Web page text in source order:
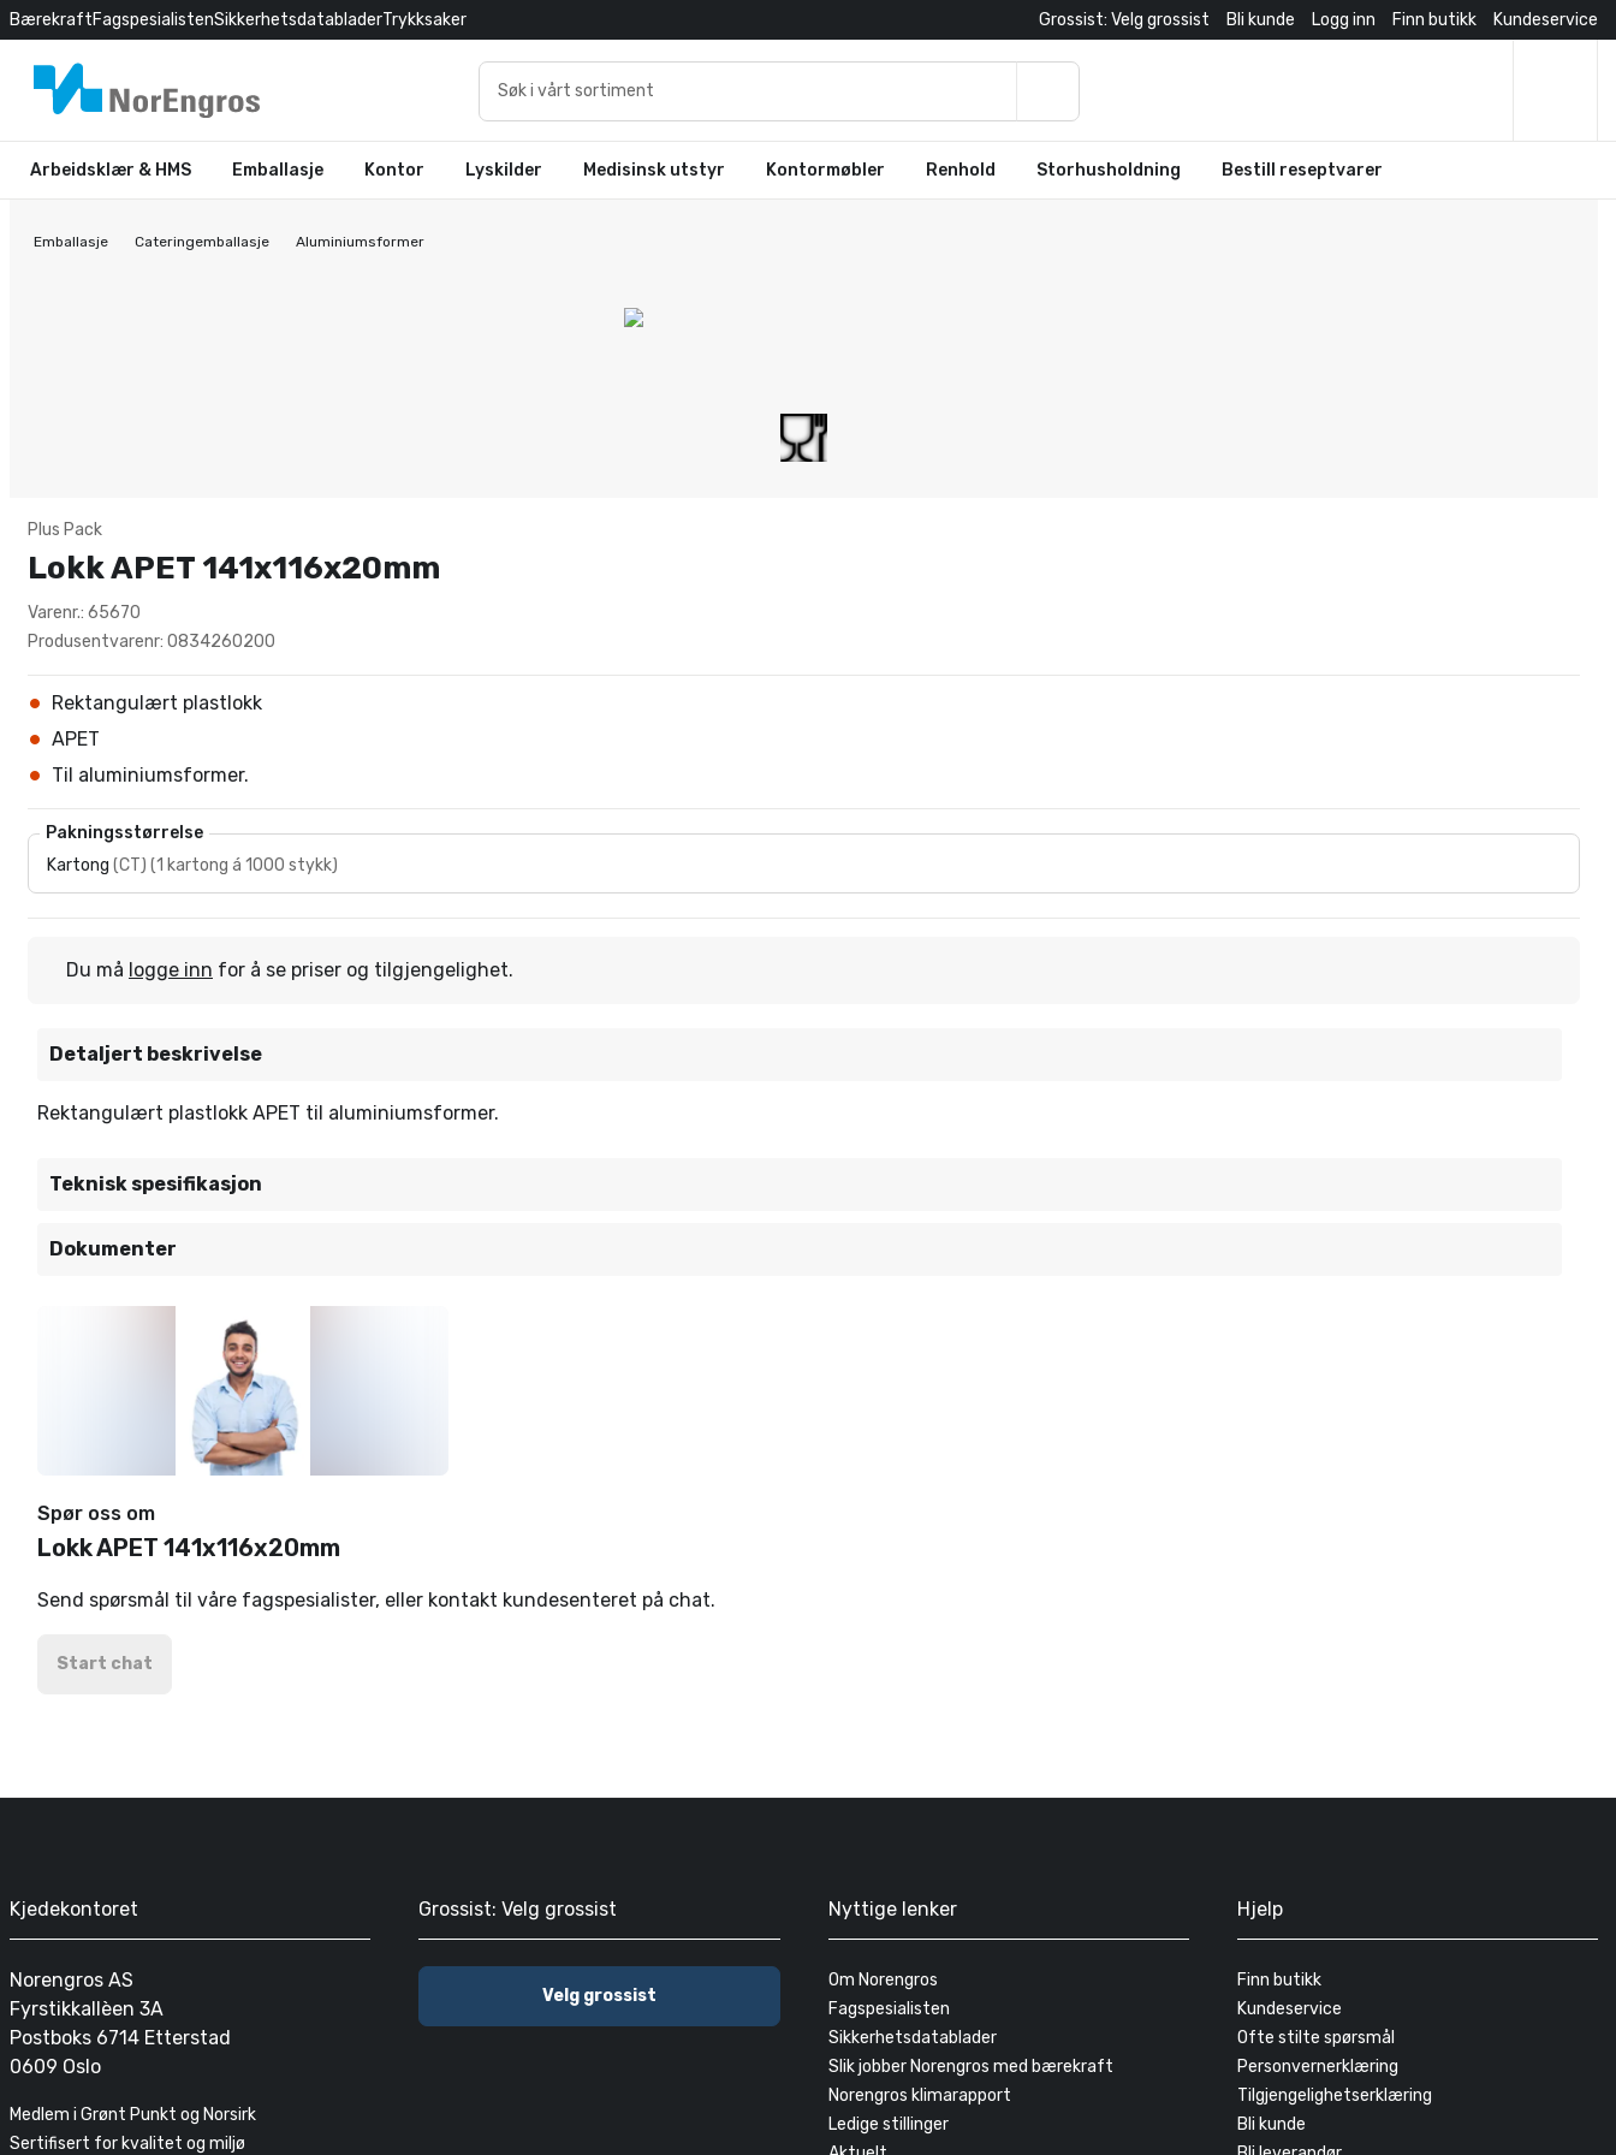
BærekraftFagspesialistenSikkerhetsdatabladerTrykksaker Grossist: Velg grossist Bli kunde Logg inn Finn butikk Kundeservice
Arbeidsklær & HMS Emballasje Kontor Lyskilder Medisinsk utstyr Kontormøbler Renhold Storhusholdning Bestill reseptvarer
Emballasje Cateringemballasje Aluminiumsformer
Plus Pack
Lokk APET 141x116x20mm
Varenr.: 65670
Produsentvarenr: 0834260200
Rektangulært plastlokk
APET
Til aluminiumsformer.
Pakningsstørrelse
Kartong (CT) (1 kartong á 1000 stykk)
Du må logge inn for å se priser og tilgjengelighet.
Detaljert beskrivelse
Rektangulært plastlokk APET til aluminiumsformer.
Teknisk spesifikasjon
Dokumenter
Spør oss om
Lokk APET 141x116x20mm
Send spørsmål til våre fagspesialister, eller kontakt kundesenteret på chat.
Start chat
Kjedekontoret
Norengros AS
Fyrstikkallèen 3A
Postboks 6714 Etterstad
0609 Oslo
Medlem i Grønt Punkt og Norsirk
Sertifisert for kvalitet og miljø
Grossist: Velg grossist
Velg grossist
Nyttige lenker
Om Norengros
Fagspesialisten
Sikkerhetsdatablader
Slik jobber Norengros med bærekraft
Norengros klimarapport
Ledige stillinger
Hjelp
Finn butikk
Kundeservice
Ofte stilte spørsmål
Personvernerklæring
Tilgjengelighetserklæring
Bli kunde